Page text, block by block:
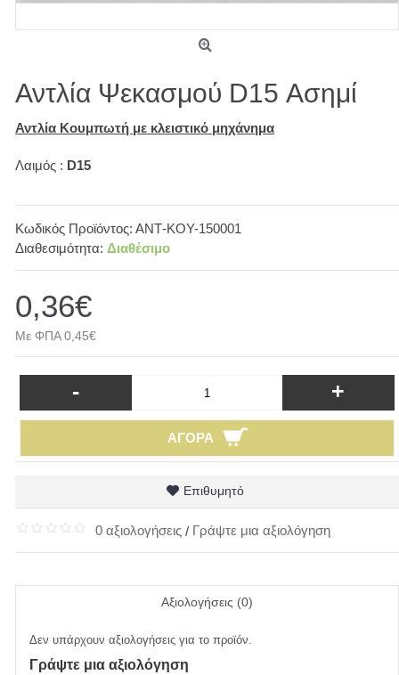
Αντλία Ψεκασμού D15 Ασημί
Αντλία Κουμπωτή με κλειστικό μηχάνημα
Λαιμός : D15
Κωδικός Προϊόντος: ΑΝΤ-ΚΟΥ-150001
Διαθεσιμότητα: Διαθέσιμο
0,36€
Με ΦΠΑ 0,45€
- +
ΑΓΟΡΆ
Επιθυμητό
0 αξιολογήσεις / Γράψτε μια αξιολόγηση
Αξιολογήσεις (0)
Δεν υπάρχουν αξιολογήσεις για το προϊόν.
Γράψτε μια αξιολόγηση